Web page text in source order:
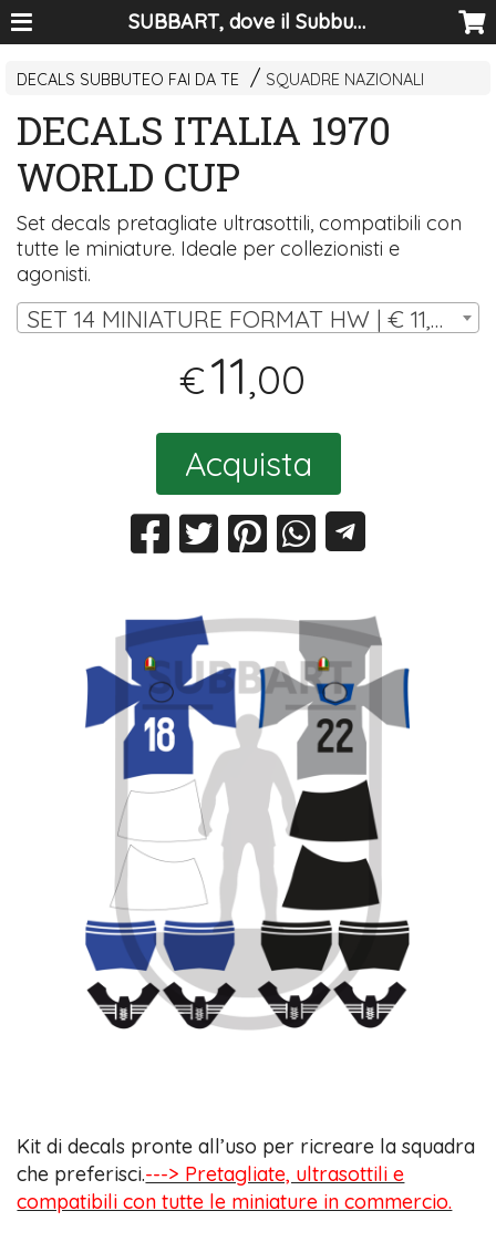
SUBBART, dove il Subbuteo diventa arte
DECALS SUBBUTEO FAI DA TE SQUADRE NAZIONALI
DECALS ITALIA 1970
WORLD CUP
Set decals pretagliate ultrasottili, compatibili con
tutte le miniature. Ideale per collezionisti e
agonisti.
SET 14 MINIATURE FORMAT HW | € 11,00
€11,00
Acquista
Kit di decals pronte all’uso per ricreare la squadra
che preferisci.---> Pretagliate, ultrasottili e
compatibili con tutte le miniature in commercio.